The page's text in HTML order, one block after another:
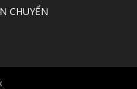
CHUYỂN